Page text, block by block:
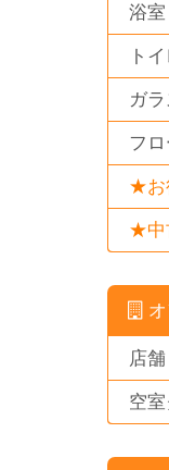
浴
ト
ガ
フ
★お
★中
店
空